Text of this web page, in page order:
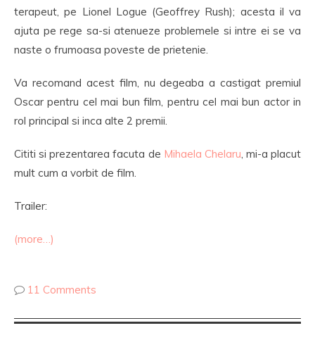
terapeut, pe Lionel Logue (Geoffrey Rush); acesta il va
ajuta pe rege sa-si atenueze problemele si intre ei se va
naste o frumoasa poveste de prietenie.
Va recomand acest film, nu degeaba a castigat premiul
Oscar pentru cel mai bun film, pentru cel mai bun actor in
rol principal si inca alte 2 premii.
Cititi si prezentarea facuta de Mihaela Chelaru, mi-a placut
mult cum a vorbit de film.
Trailer:
(more…)
11 Comments